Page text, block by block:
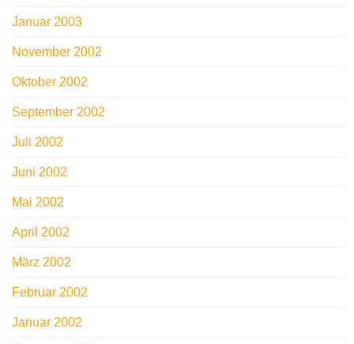
Januar 2003
November 2002
Oktober 2002
September 2002
Juli 2002
Juni 2002
Mai 2002
April 2002
März 2002
Februar 2002
Januar 2002